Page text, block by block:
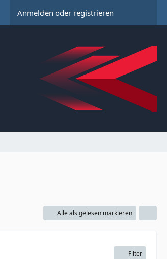
Anmelden oder registrieren
Alle als gelesen markieren
Filter